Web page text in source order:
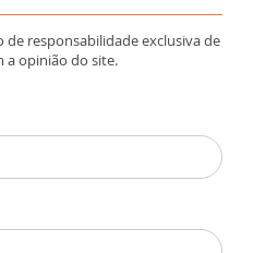
de responsabilidade exclusiva de
a opinião do site.